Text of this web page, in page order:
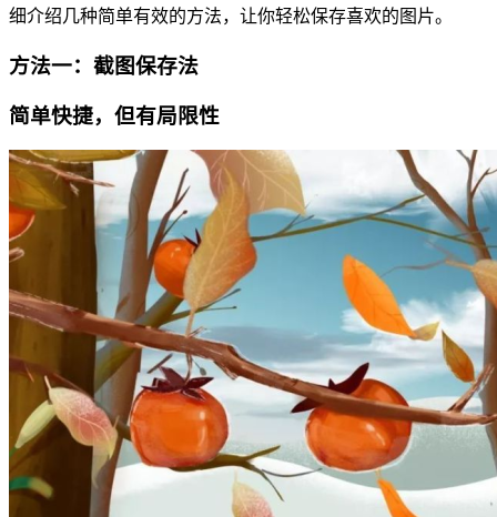
细介绍几种简单有效的方法，让你轻松保存喜欢的图片。
方法一：截图保存法
简单快捷，但有局限性